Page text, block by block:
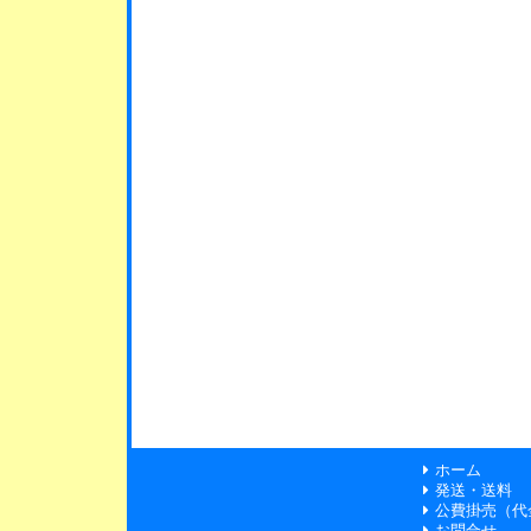
ホーム
発送・送料
公費掛売（